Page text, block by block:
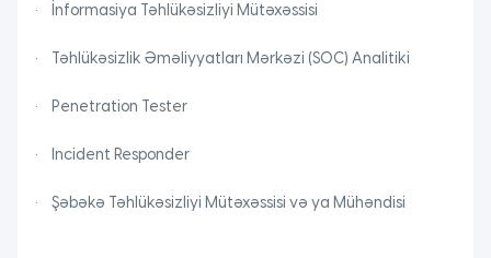
• İnformasiya Təhlükəsizliyi Mütəxəssisi
• Təhlükəsizlik Əməliyyatları Mərkəzi (SOC) Analitiki
• Penetration Tester
• Incident Responder
• Şəbəkə Təhlükəsizliyi Mütəxəssisi və ya Mühəndisi